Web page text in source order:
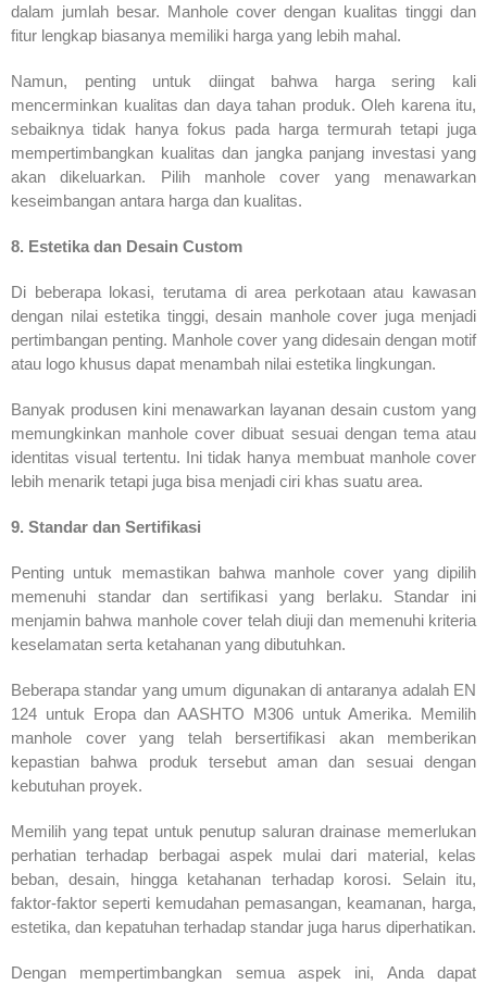
dalam jumlah besar. Manhole cover dengan kualitas tinggi dan
fitur lengkap biasanya memiliki harga yang lebih mahal.
Namun, penting untuk diingat bahwa harga sering kali
mencerminkan kualitas dan daya tahan produk. Oleh karena itu,
sebaiknya tidak hanya fokus pada harga termurah tetapi juga
mempertimbangkan kualitas dan jangka panjang investasi yang
akan dikeluarkan. Pilih manhole cover yang menawarkan
keseimbangan antara harga dan kualitas.
8. Estetika dan Desain Custom
Di beberapa lokasi, terutama di area perkotaan atau kawasan
dengan nilai estetika tinggi, desain manhole cover juga menjadi
pertimbangan penting. Manhole cover yang didesain dengan motif
atau logo khusus dapat menambah nilai estetika lingkungan.
Banyak produsen kini menawarkan layanan desain custom yang
memungkinkan manhole cover dibuat sesuai dengan tema atau
identitas visual tertentu. Ini tidak hanya membuat manhole cover
lebih menarik tetapi juga bisa menjadi ciri khas suatu area.
9. Standar dan Sertifikasi
Penting untuk memastikan bahwa manhole cover yang dipilih
memenuhi standar dan sertifikasi yang berlaku. Standar ini
menjamin bahwa manhole cover telah diuji dan memenuhi kriteria
keselamatan serta ketahanan yang dibutuhkan.
Beberapa standar yang umum digunakan di antaranya adalah EN
124 untuk Eropa dan AASHTO M306 untuk Amerika. Memilih
manhole cover yang telah bersertifikasi akan memberikan
kepastian bahwa produk tersebut aman dan sesuai dengan
kebutuhan proyek.
Memilih yang tepat untuk penutup saluran drainase memerlukan
perhatian terhadap berbagai aspek mulai dari material, kelas
beban, desain, hingga ketahanan terhadap korosi. Selain itu,
faktor-faktor seperti kemudahan pemasangan, keamanan, harga,
estetika, dan kepatuhan terhadap standar juga harus diperhatikan.
Dengan mempertimbangkan semua aspek ini, Anda dapat